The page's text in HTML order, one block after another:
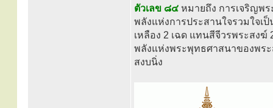
ตัวเลข ๘๔ หมายถึง การเจริญพร
พลังแห่งการประสานใจรวมใจเ
เหลือง 2 เฉด แทนสีจีวรพระสง
พลังแห่งพระพุทธศาสนาของพร
สงบนิ่ง